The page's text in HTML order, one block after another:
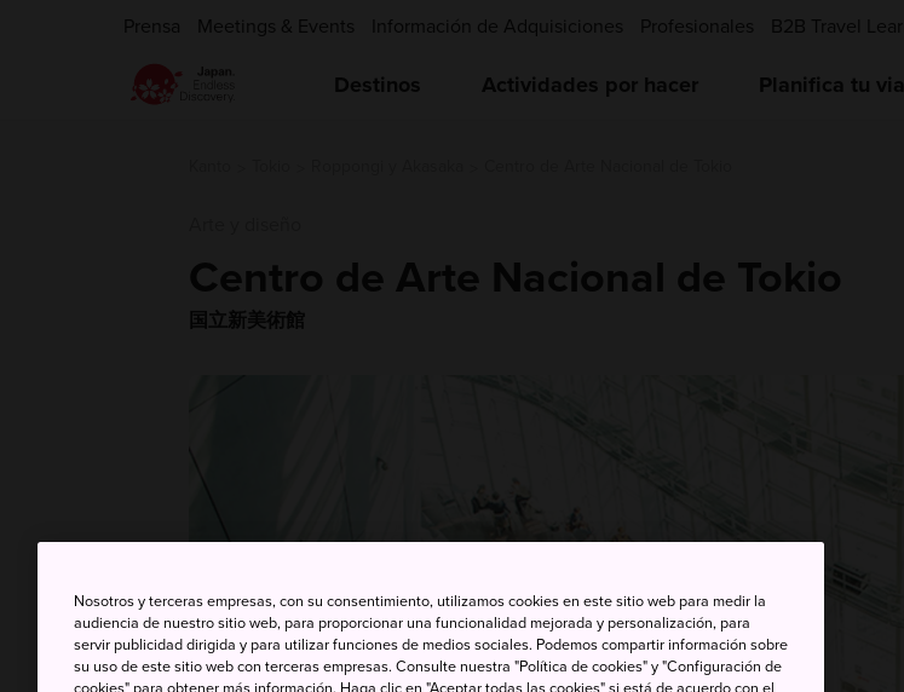
Prensa Meetings & Events Información de Adquisiciones Profesionales B2B Travel
Destinos Actividades por hacer Planifica tu
Centro de Arte Nacional de Tokio
国立新美術館
Nosotros y terceras empresas, con su consentimiento, utilizamos cookies en este sitio web para medir la
audiencia de nuestro sitio web, para proporcionar una funcionalidad mejorada y personalización, para
servir publicidad dirigida y para utilizar funciones de medios sociales. Podemos compartir información sobre
su uso de este sitio web con terceras empresas. Consulte nuestra "Política de cookies" y "Configuración de